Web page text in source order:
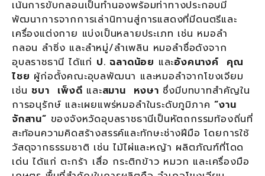
เน้นการขับกลอนเป็นทำนองพร้อมท่าทางประกอบมี
พัฒนาการจากการเล่านิทานสู่การแสดงที่มีดนตรีและ
เครื่องแต่งกาย แบ่งเป็นหลายประเภท เช่น หมอลำ
กลอน ลำซิ่ง และลำหมู่/ลำเพลิน หมอลำชื่อดังจาก
อุบลราชธานี ได้แก่ ป. ฉลาดน้อย และอังคนางค์ คุณ
ไชย ผู้ก่อตั้งคณะอุบลพัฒนา และหมอลำจากโขงเจียม
เช่น ชบา เพ็งดี และสมาน หงษา ซึ่งมีบทบาทสำคัญใน
การอนุรักษ์ และเผยแพร่หมอลำในระดับภูมิภาค“งาน
จักสาน” ของจังหวัดอุบลราชธานีเป็นหัตถกรรมท้องถิ่นที่
สะท้อนความคิดสร้างสรรค์และทักษะช่างฝีมือ โดยการใช้
วัสดุจากธรรมชาติ เช่น ไม้ไผ่และหญ้า ผลิตภัณฑ์ที่โดด
เด่น ได้แก่ ตะกร้า เสื่อ กระติกข้าว หมวก และเครื่องมือ